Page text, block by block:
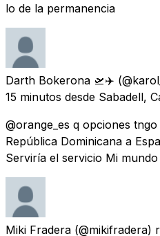
lo de la permanencia
Darth Bokerona 🛫✈️
15 minutos desde Sabadell,
@orange_es q opciones
República Dominicana a
Serviría el servicio Mi mundo
Miki Fradera (@mikifradera)